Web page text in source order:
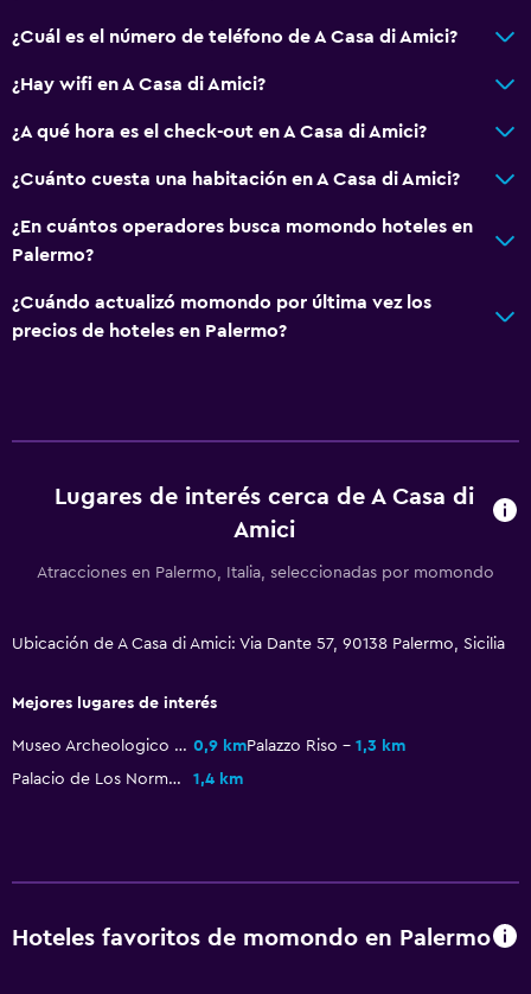
Secador de pelo
Aseo
Papel higiénico
Comedor
Servicio de entrega de comida
Almuerzos para llevar
Cocina compartida
La comida se puede entregar en el alojamiento
Servicios y facilidades
Renta de autos
Servicio de habitaciones
Mostrador de información turística
Acceso con llave
Lavandería
¿Cuál es el número de teléfono de A Casa di Amici?
¿Hay wifi en A Casa di Amici?
¿A qué hora es el check-out en A Casa di Amici?
¿Cuánto cuesta una habitación en A Casa di Amici?
¿En cuántos operadores busca momondo hoteles en
Palermo?
¿Cuándo actualizó momondo por última vez los
precios de hoteles en Palermo?
Lugares de interés cerca de A Casa di
Amici
Atracciones en Palermo, Italia, seleccionadas por momondo
Ubicación de A Casa di Amici: Via Dante 57, 90138 Palermo, Sicilia
Mejores lugares de interés
Museo Archeologico Regionale Antonio Salinas 0,9 kmPalazzo Riso
1,3 km
Palacio de Los Normandos
1,4 km
Hoteles favoritos de momondo en Palermo